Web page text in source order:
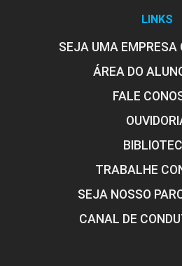
LINKS
SEJA UMA EMPRESA
ÁREA DO
FALE
TRABALHE
SEJA NOSSO
CANAL DE